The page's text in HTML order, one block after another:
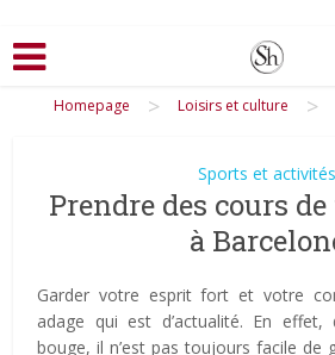
Homepage > Loisirs et culture >
Sports et activités
Prendre des cours
à
Garder votre esprit fort et votre
adage qui est d’actualité. En
bouge, il n’est pas toujours facile de